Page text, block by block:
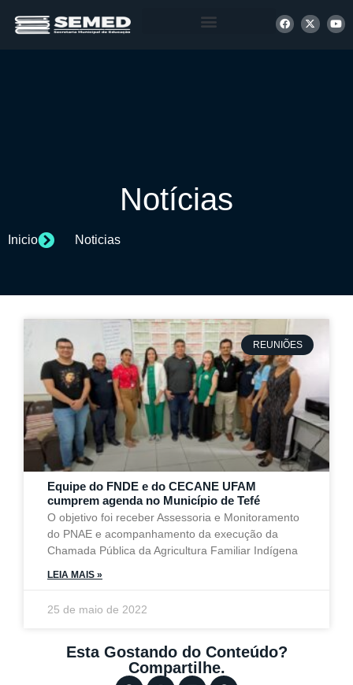
Notícias
Inicio Noticias
REUNIÕES
Equipe do FNDE e do CECANE UFAM
cumprem agenda no Município de Tefé
O objetivo foi receber Assessoria e Monitoramento
do PNAE e acompanhamento da execução da
Chamada Pública da Agricultura Familiar Indígena
LEIA MAIS »
25 de maio de 2022
Esta Gostando do Conteúdo?
Compartilhe.